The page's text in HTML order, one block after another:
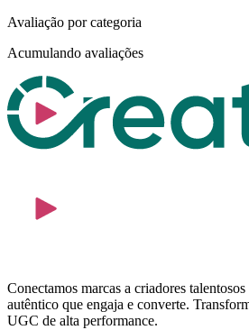
Avaliação por categoria
Acumulando avaliações
Conectamos marcas a criadores
autêntico que engaja e converte.
UGC de alta performance.